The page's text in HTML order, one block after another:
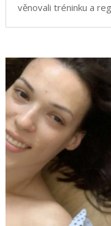
věnovali tréninku a